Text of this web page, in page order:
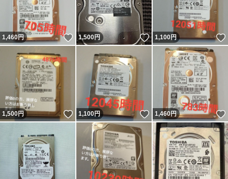
1,460円 いいね！
1,500円 いいね！
1,100円
1,500円 いいね！
1,100円 いいね！
1,460円